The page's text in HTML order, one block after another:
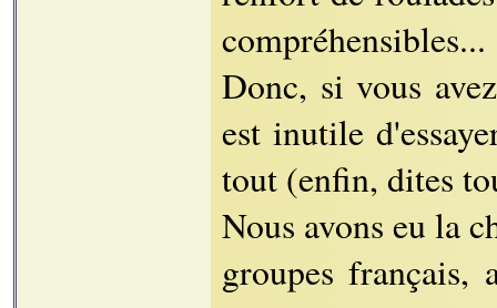
compréhensibles...
Donc, si vous
est inutile
tout (enfin, dites
Nous avons eu la
groupes français,